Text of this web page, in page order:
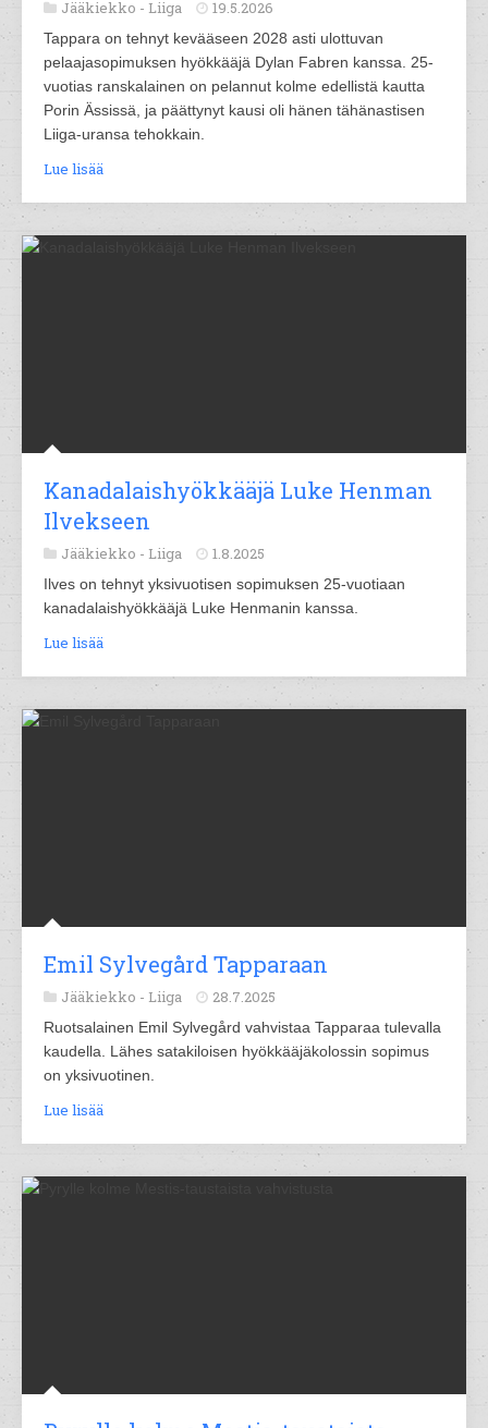
Jääkiekko - Liiga 19.5.2026
Tappara on tehnyt kevääseen 2028 asti ulottuvan
pelaajasopimuksen hyökkääjä Dylan Fabren kanssa. 25-
vuotias ranskalainen on pelannut kolme edellistä kautta
Porin Ässissä, ja päättynyt kausi oli hänen tähänastisen
Liiga-uransa tehokkain.
Lue lisää
Kanadalaishyökkääjä Luke Henman
Ilvekseen
Jääkiekko - Liiga 1.8.2025
Ilves on tehnyt yksivuotisen sopimuksen 25-vuotiaan
kanadalaishyökkääjä Luke Henmanin kanssa.
Lue lisää
Emil Sylvegård Tapparaan
Jääkiekko - Liiga 28.7.2025
Ruotsalainen Emil Sylvegård vahvistaa Tapparaa tulevalla
kaudella. Lähes satakiloisen hyökkääjäkolossin sopimus
on yksivuotinen.
Lue lisää